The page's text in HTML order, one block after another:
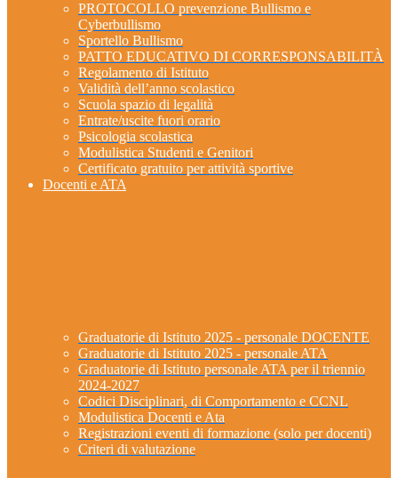
PROTOCOLLO prevenzione Bullismo e
Cyberbullismo
Sportello Bullismo
PATTO EDUCATIVO DI CORRESPONSABILITÀ
Regolamento di Istituto
Validità dell’anno scolastico
Scuola spazio di legalità
Entrate/uscite fuori orario
Psicologia scolastica
Modulistica Studenti e Genitori
Certificato gratuito per attività sportive
Docenti e ATA
Graduatorie di Istituto 2025 - personale DOCENTE
Graduatorie di Istituto 2025 - personale ATA
Graduatorie di Istituto personale ATA per il triennio
2024-2027
Codici Disciplinari, di Comportamento e CCNL
Modulistica Docenti e Ata
Registrazioni eventi di formazione (solo per docenti)
Criteri di valutazione